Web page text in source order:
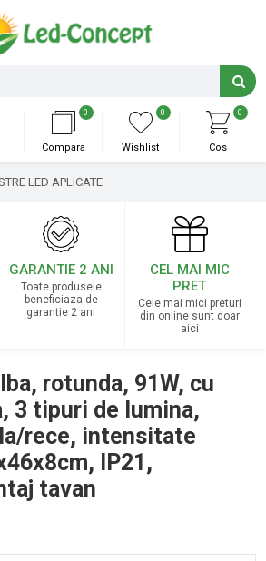
0
Cos
0
Wishlist
0
Compara
LED APLICATE
GARANTIE 2 ANI
Toate produsele
beneficiaza de
garantie 2 ani
CEL MAI MIC
PRET
Cele mai mici preturi
din online sunt doar
aici
rotunda, 91W, cu
3 tipuri de lumina,
rece, intensitate
IP21,
tavan